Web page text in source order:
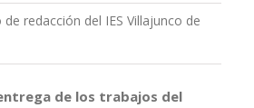
redacción del IES Villajunco de
de los trabajos del